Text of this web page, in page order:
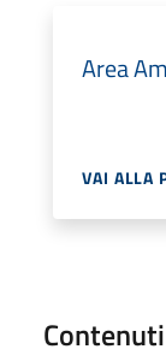
Area
VAI ALLA